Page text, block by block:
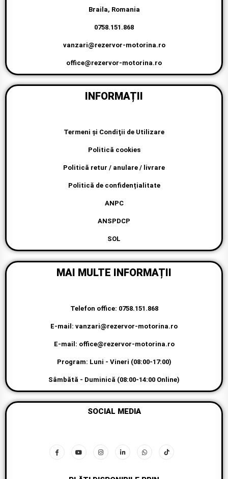
Braila, Romania
0758.151.868
vanzari@rezervor-motorina.ro
office@rezervor-motorina.ro
INFORMAȚII
Termeni şi Condiţii de Utilizare
Politică cookies
Politică retur / anulare / livrare
Politică de confidențialitate
ANPC
ANSPDCP
SOL
MAI MULTE INFORMAȚII
Telefon office: 0758.151.868
E-mail: vanzari@rezervor-motorina.ro
E-mail: office@rezervor-motorina.ro
Program: Luni - Vineri (08:00-17:00)
Sâmbătă - Duminică (08:00-14:00 Online)
SOCIAL MEDIA